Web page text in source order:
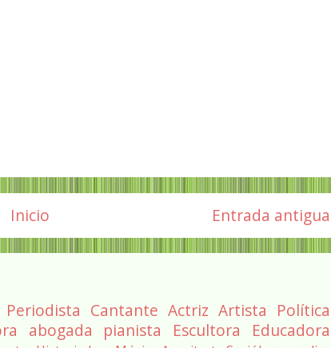
Entrada antigua
Inicio
Periodista Cantante Actriz Artista Política
abogada pianista Escultora
Educadora